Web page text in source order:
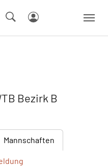
Bezirk B
Mannschaften